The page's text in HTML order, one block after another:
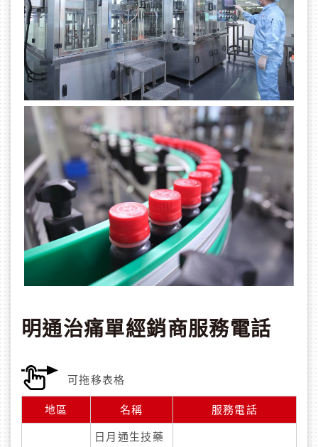
明通治痛單經銷商服務電話
地區 名稱 服務電話
日月通生技藥